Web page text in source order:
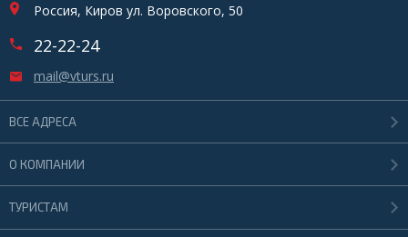
Россия, Киров ул. Воровского, 50
22-22-24
mail@vturs.ru
ВСЕ АДРЕСА
О КОМПАНИИ
ТУРИСТАМ